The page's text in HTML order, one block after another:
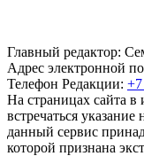
Главный редактор:
Адрес электронной
Телефон Редакции:
На страницах сайта
встречаться
данный сервис
которой признана